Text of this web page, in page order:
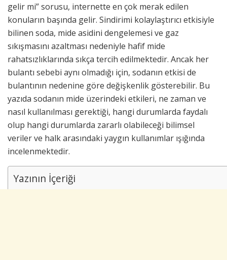
gelir mi” sorusu, internette en çok merak edilen
konuların başında gelir. Sindirimi kolaylaştırıcı etkisiyle
bilinen soda, mide asidini dengelemesi ve gaz
sıkışmasını azaltması nedeniyle hafif mide
rahatsızlıklarında sıkça tercih edilmektedir. Ancak her
bulantı sebebi aynı olmadığı için, sodanın etkisi de
bulantının nedenine göre değişkenlik gösterebilir. Bu
yazıda sodanın mide üzerindeki etkileri, ne zaman ve
nasıl kullanılması gerektiği, hangi durumlarda faydalı
olup hangi durumlarda zararlı olabileceği bilimsel
veriler ve halk arasındaki yaygın kullanımlar ışığında
incelenmektedir.
Yazının İçeriği